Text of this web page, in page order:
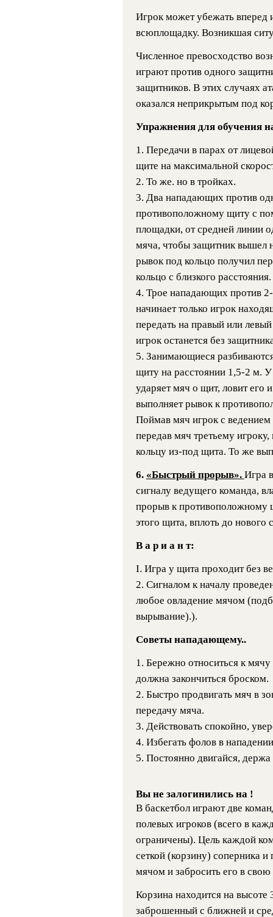
Игрок может убежать вперед
всюплощадку. Возникшая
Численное превосходство
играют против одного
защитников. В этих случаях
оказался неприкрытым под
Упражнения для обучения
1. Передачи в парах от
щите на максимальной
2. То же. но в тройках.
3. Два нападающих против
противоположному щиту с
площадки, от средней линии
мяча, чтобы защитник вышел
рывок под кольцо получил
кольцо с близкого расстояния.
4. Трое нападающих против
начинает только игрок
передать на правый или
игрок останется без
5. Занимающиеся
щиту на расстоянии 1,5-2 м.
ударяет мяч о щит, ловит его
выполняет рывок к
Поймав мяч игрок с
передав мяч третьему
кольцу из-под щита. То же
6. «Быстрый прорыв». Игра
сигналу ведущего команда,
прорыв к противоположному
этого щита, вплоть до нового
В а р и а н т:
I. Игра у щита проходит без
2. Сигналом к началу
любое овладение мячом
вырывание).).
Советы нападающему..
1. Бережно относиться к
должна закончиться броском.
2. Быстро продвигать мяч в
передачу мяча.
3. Действовать спокойно,
4. Избегать фолов в
5. Постоянно двигайся,
Вы не залогинились на !
В баскетбол играют две
полевых игроков (всего в
ограничены). Цель каждой
сеткой (корзину) соперника
мячом и забросить его в свою
Корзина находится на
заброшенный с ближней и